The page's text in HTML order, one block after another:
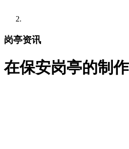
岗亭资讯
在保安岗亭的制